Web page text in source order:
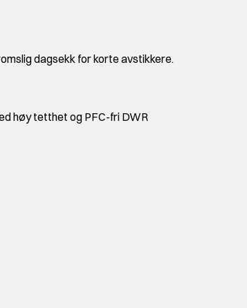
dagsekk for korte avstikkere.
høy tetthet og PFC-fri DWR